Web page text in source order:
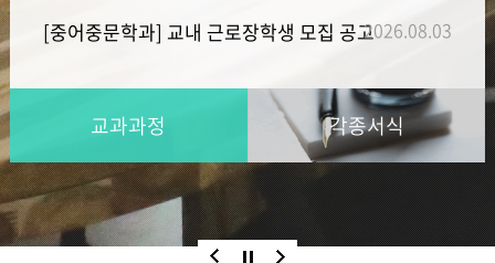
[중어중문학과] 교내 근로장학생 모집 공고2026.08.03
교과과정 각종서식
1 0